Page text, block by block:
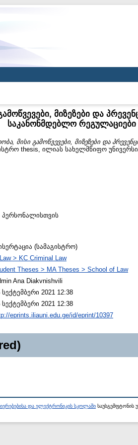
მიზეზები და
საკანონმდებლო რეგულაციები
მისი გამოწვევები, მიზეზები და
thesis, ილიას სახელმწიფო
პერსონალისთვის
(სამაგისტრო)
> KC Criminal Law
Theses > MA Theses > School of Law
Ana Diakvnishvili
სექტემბერი 2021 12:38
სექტემბერი 2021 12:38
eprints.iliauni.edu.ge/id/eprint/10397
და ელექტრონიკის სკოლაში საუსგემფტონის